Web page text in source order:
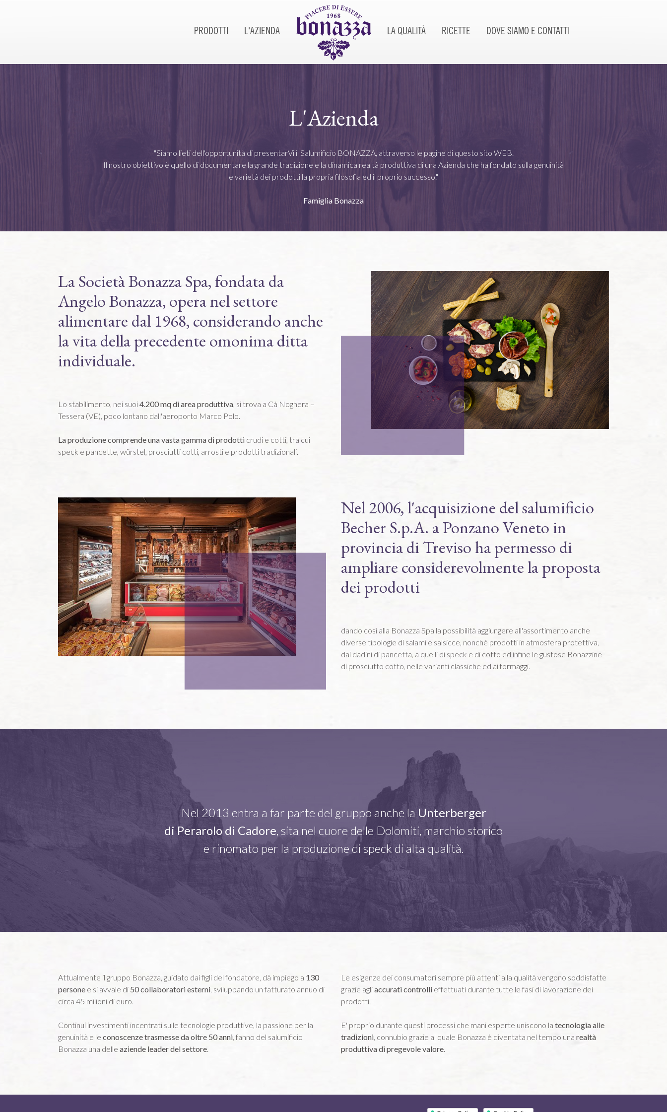
PRODOTTI L'AZIENDA LA QUALITÀ RICETTE DOVE SIAMO E CONTATTI
L'Azienda
"Siamo lieti dell'opportunità di presentarVi il Salumificio BONAZZA, attraverso le pagine di questo sito WEB.
Il nostro obiettivo è quello di documentare la grande tradizione e la dinamica realtà produttiva di una Azienda che ha fondato sulla genuinità
e varietà dei prodotti la propria filosofia ed il proprio successo."
Famiglia Bonazza
La Società Bonazza Spa, fondata da
Angelo Bonazza, opera nel settore
alimentare dal 1968, considerando anche
la vita della precedente omonima ditta
individuale.
Lo stabilimento, nei suoi4.200 mq di area produttiva , si trova a Cà Noghera –
Tessera (VE), poco lontano dall'aeroporto Marco Polo.
La produzione comprende una vasta gamma di prodotti crudi e cotti, tra cui
speck e pancette, würstel, prosciutti cotti, arrosti e prodotti tradizionali.
Nel 2006, l'acquisizione del salumificio
Becher S.p.A. a Ponzano Veneto in
provincia di Treviso ha permesso di
ampliare considerevolmente la proposta
dei prodotti
dando così alla Bonazza Spa la possibilità aggiungere all'assortimento anche
diverse tipologie di salami e salsicce, nonché prodotti in atmosfera protettiva,
dai dadini di pancetta, a quelli di speck e di cotto ed infine le gustose Bonazzine
di prosciutto cotto, nelle varianti classiche ed ai formaggi.
Nel 2013 entra a far parte del gruppo anche la Unterberger
di Perarolo di Cadore, sita nel cuore delle Dolomiti, marchio storico
e rinomato per la produzione di speck di alta qualità.
Attualmente il gruppo Bonazza, guidato dai figli del fondatore, dà impiego a 130
persone e si avvale di 50 collaboratori esterni, sviluppando un fatturato annuo di
circa 45 milioni di euro.
Continui investimenti incentrati sulle tecnologie produttive, la passione per la
genuinità e le conoscenze trasmesse da oltre 50 anni, fanno del salumificio
Bonazza una delle aziende leader del settore.
Le esigenze dei consumatori sempre più attenti alla qualità vengono soddisfatte
grazie agliaccurati controlli effettuati durante tutte le fasi di lavorazione dei
prodotti.
E' proprio durante questi processi che mani esperte uniscono la tecnologia alle
tradizioni, connubio grazie al quale Bonazza è diventata nel tempo una realtà
produttiva di pregevole valore.